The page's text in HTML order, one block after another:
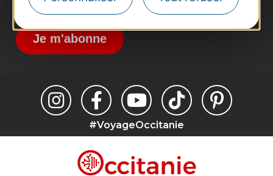
Destination Occitanie pour recevoir des
suggestions de séjours, de visites et de sorties.
Je m'abonne
#VoyageOccitanie